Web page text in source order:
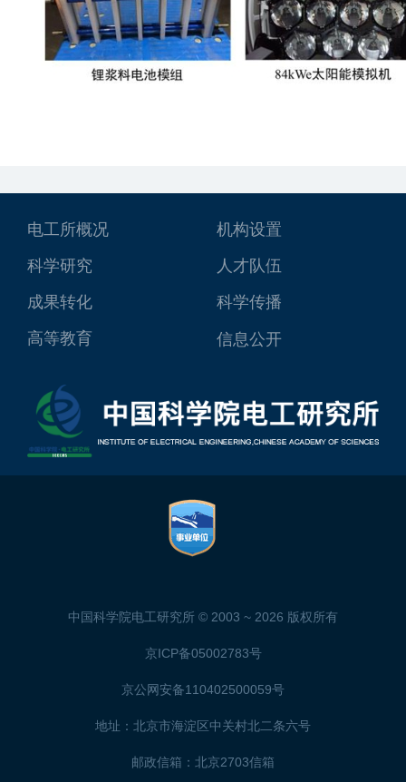
电工所概况
机构设置
科学研究
人才队伍
成果转化
科学传播
高等教育
信息公开
中国科学院电工研究所 © 2003 ~ 2026 版权所有
京ICP备05002783号
京公网安备110402500059号
地址：北京市海淀区中关村北二条六号
邮政信箱：北京2703信箱